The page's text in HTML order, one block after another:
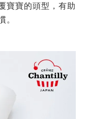
寶寶的頭型，有助
。